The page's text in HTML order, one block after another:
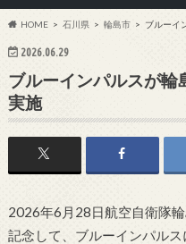
HOME 石川県 輪島市 ブルーイ
2026.06.29
ブルーインパルスが輪
実施
2026年6月28日航空自衛隊
記念して、ブルーインパル